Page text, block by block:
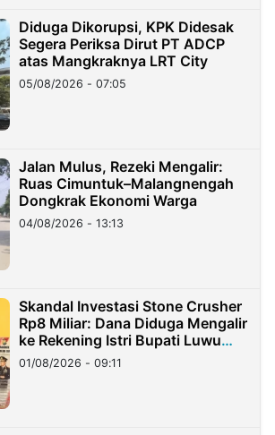
Diduga Dikorupsi, KPK Didesak
Segera Periksa Dirut PT ADCP
atas Mangkraknya LRT City
05/08/2026 - 07:05
Jalan Mulus, Rezeki Mengalir:
Ruas Cimuntuk–Malangnengah
Dongkrak Ekonomi Warga
04/08/2026 - 13:13
Skandal Investasi Stone Crusher
Rp8 Miliar: Dana Diduga Mengalir
ke Rekening Istri Bupati Luwu
Timur
01/08/2026 - 09:11